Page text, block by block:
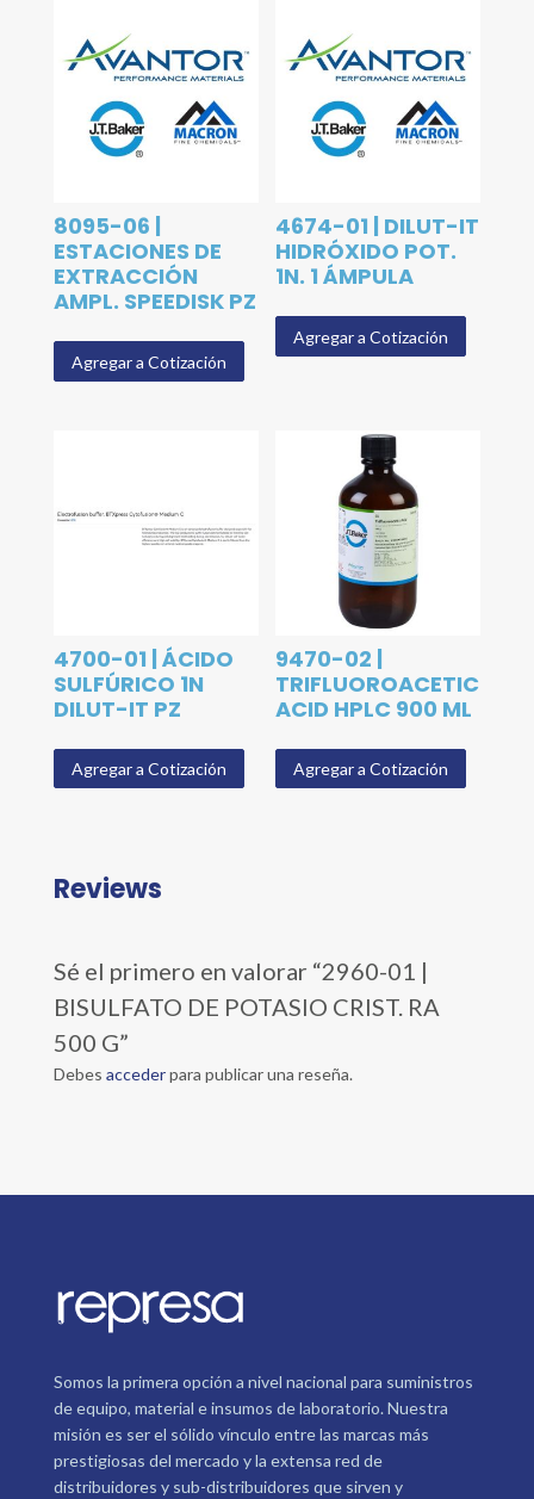
8095-06 |
ESTACIONES DE
EXTRACCIÓN
AMPL. SPEEDISK PZ
Agregar a Cotización
4674-01 | DILUT-IT
HIDRÓXIDO POT.
1N. 1 ÁMPULA
Agregar a Cotización
4700-01 | ÁCIDO
SULFÚRICO 1N
DILUT-IT PZ
Agregar a Cotización
9470-02 |
TRIFLUOROACETIC
ACID HPLC 900 ML
Agregar a Cotización
Reviews
Sé el primero en valorar “2960-01 |
BISULFATO DE POTASIO CRIST. RA
500 G”
Debes accederpara publicar una reseña.
Somos la primera opción a nivel nacional para suministros
de equipo, material e insumos de laboratorio. Nuestra
misión es ser el sólido vínculo entre las marcas más
prestigiosas del mercado y la extensa red de
distribuidores y sub-distribuidores que sirven y